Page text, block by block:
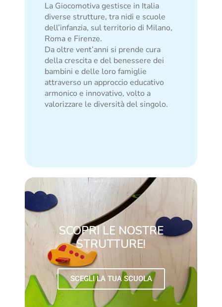
La Giocomotiva gestisce in Italia
diverse strutture, tra nidi e scuole
dell’infanzia, sul territorio di Milano,
Roma e Firenze.
Da oltre vent’anni si prende cura
della crescita e del benessere dei
bambini e delle loro famiglie
attraverso un approccio educativo
armonico e innovativo, volto a
valorizzare le diversità del singolo.
SCOPRI LE NOSTRE
STRUTTURE!
SCEGLI LA TUA SCUOLA